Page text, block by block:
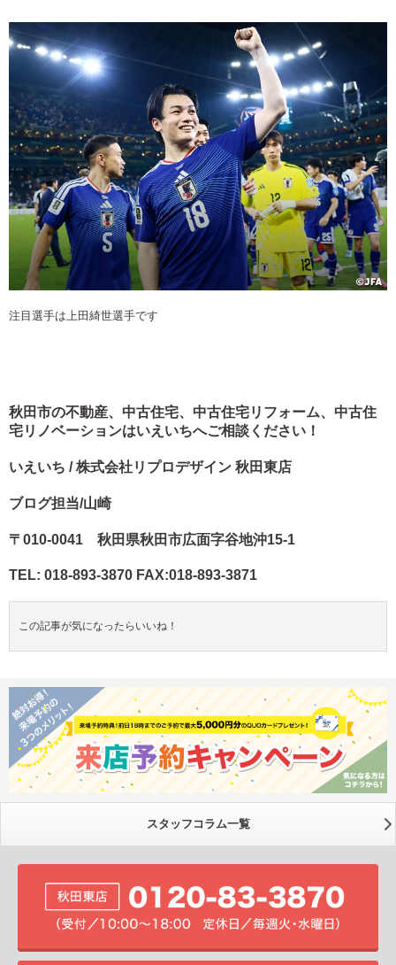
注目選手は上田綺世選手です
秋田市の不動産、中古住宅、中古住宅リフォーム、中古住
宅リノベーションはいえいちへご相談ください！
いえいち / 株式会社リプロデザイン 秋田東店
ブログ担当/山崎
〒010-0041 秋田県秋田市広面字谷地沖15-1
TEL: 018-893-3870 FAX:018-893-3871
この記事が気になったらいいね！
スタッフコラム一覧